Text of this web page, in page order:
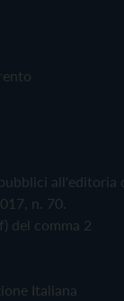
all'editoria
n. 70.
del comma 2
Italiana